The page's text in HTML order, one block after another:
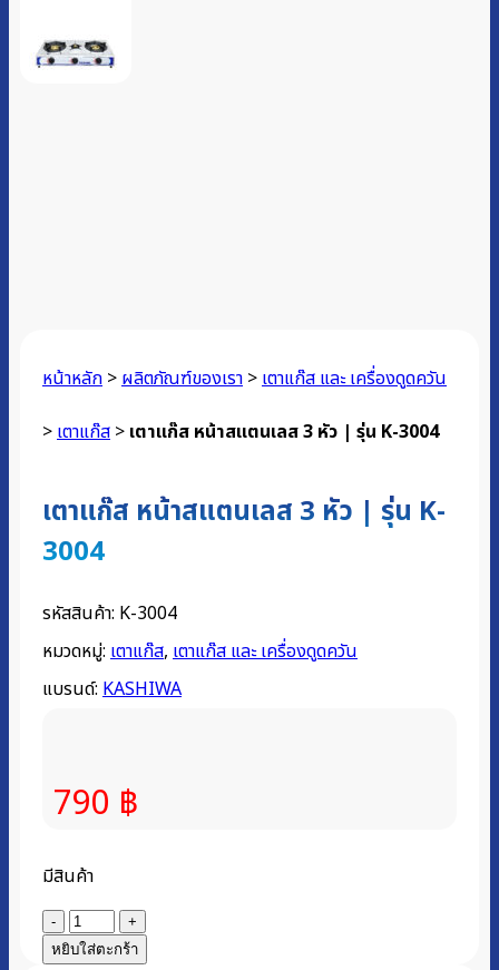
หน้าหลัก >ผลิตภัณฑ์ของเรา >เตาแก๊ส และ เครื่องดูดควัน
>เตาแก๊ส > เตาแก๊ส หน้าสแตนเลส 3 หัว | รุ่น K-3004
เตาแก๊ส หน้าสแตนเลส 3 หัว | รุ่น K-
3004
รหัสสินค้า: K-3004
หมวดหมู่: เตาแก๊ส, เตาแก๊ส และ เครื่องดูดควัน
แบรนด์: KASHIWA
790 ฿
มีสินค้า
จำนวน
เตา
หยิบใส่ตะกร้า